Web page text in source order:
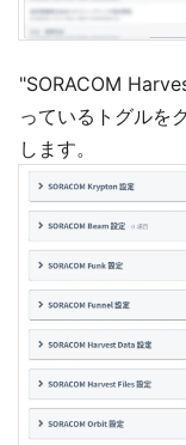
"SORACOM
っているトグルを
します。